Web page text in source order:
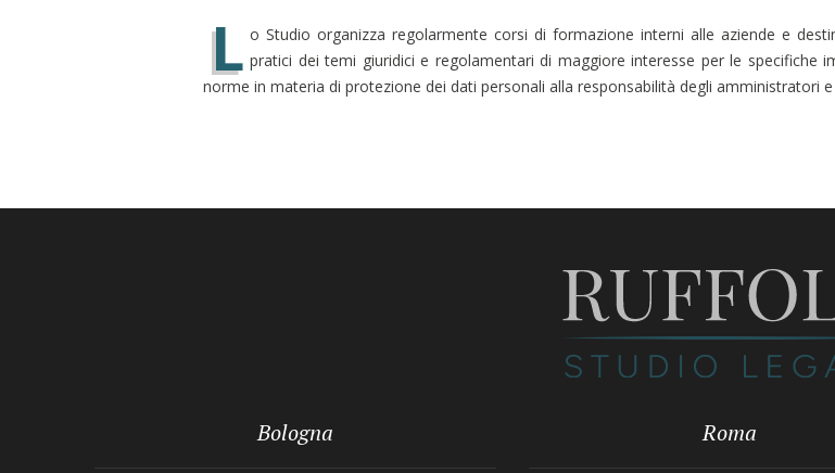
L o Studio organizza regolarmente corsi di formazione interni alle aziende e
pratici dei temi giuridici e regolamentari di maggiore interesse per le specifiche
norme in materia di protezione dei dati personali alla responsabilità degli amministratori e
Bologna Roma